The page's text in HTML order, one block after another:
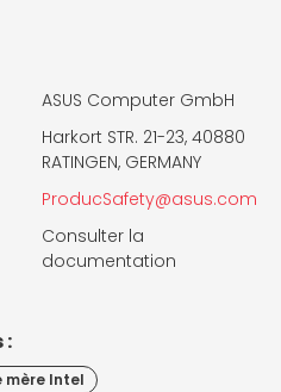
ASUS Computer GmbH
Harkort STR. 21-23, 40880
RATINGEN, GERMANY
ProducSafety@asus.com
Consulter la
documentation
:
mère Intel